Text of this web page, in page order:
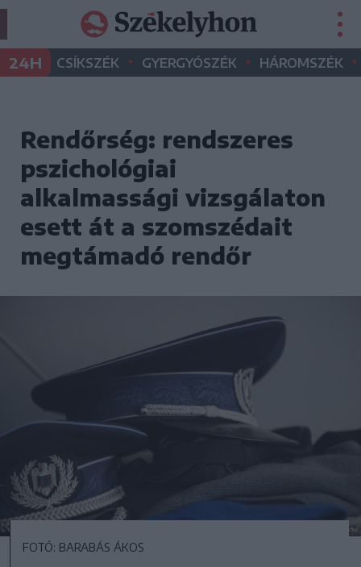
24H CSÍKSZÉK • GYERGYÓSZÉK • HÁROMSZÉK •
Rendőrség: rendszeres
pszichológiai
alkalmassági vizsgálaton
esett át a szomszédait
megtámadó rendőr
FOTÓ: BARABÁS ÁKOS